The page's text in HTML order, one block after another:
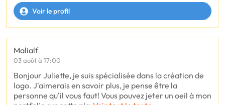
Voir le profil
Malialf
03 août à 17:00
Bonjour Juliette, je suis spécialisée dans la création de
logo. J'aimerais en savoir plus, je pense être la
personne qu'il vous faut! Vous pouvez jeter un oeil à mon